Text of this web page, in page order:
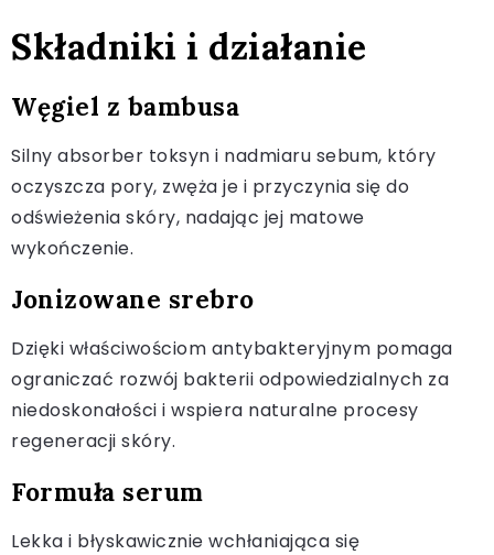
Składniki i działanie
Węgiel z bambusa
Silny absorber toksyn i nadmiaru sebum, który
oczyszcza pory, zwęża je i przyczynia się do
odświeżenia skóry, nadając jej matowe
wykończenie.
Jonizowane srebro
Dzięki właściwościom antybakteryjnym pomaga
ograniczać rozwój bakterii odpowiedzialnych za
niedoskonałości i wspiera naturalne procesy
regeneracji skóry.
Formuła serum
Lekka i błyskawicznie wchłaniająca się